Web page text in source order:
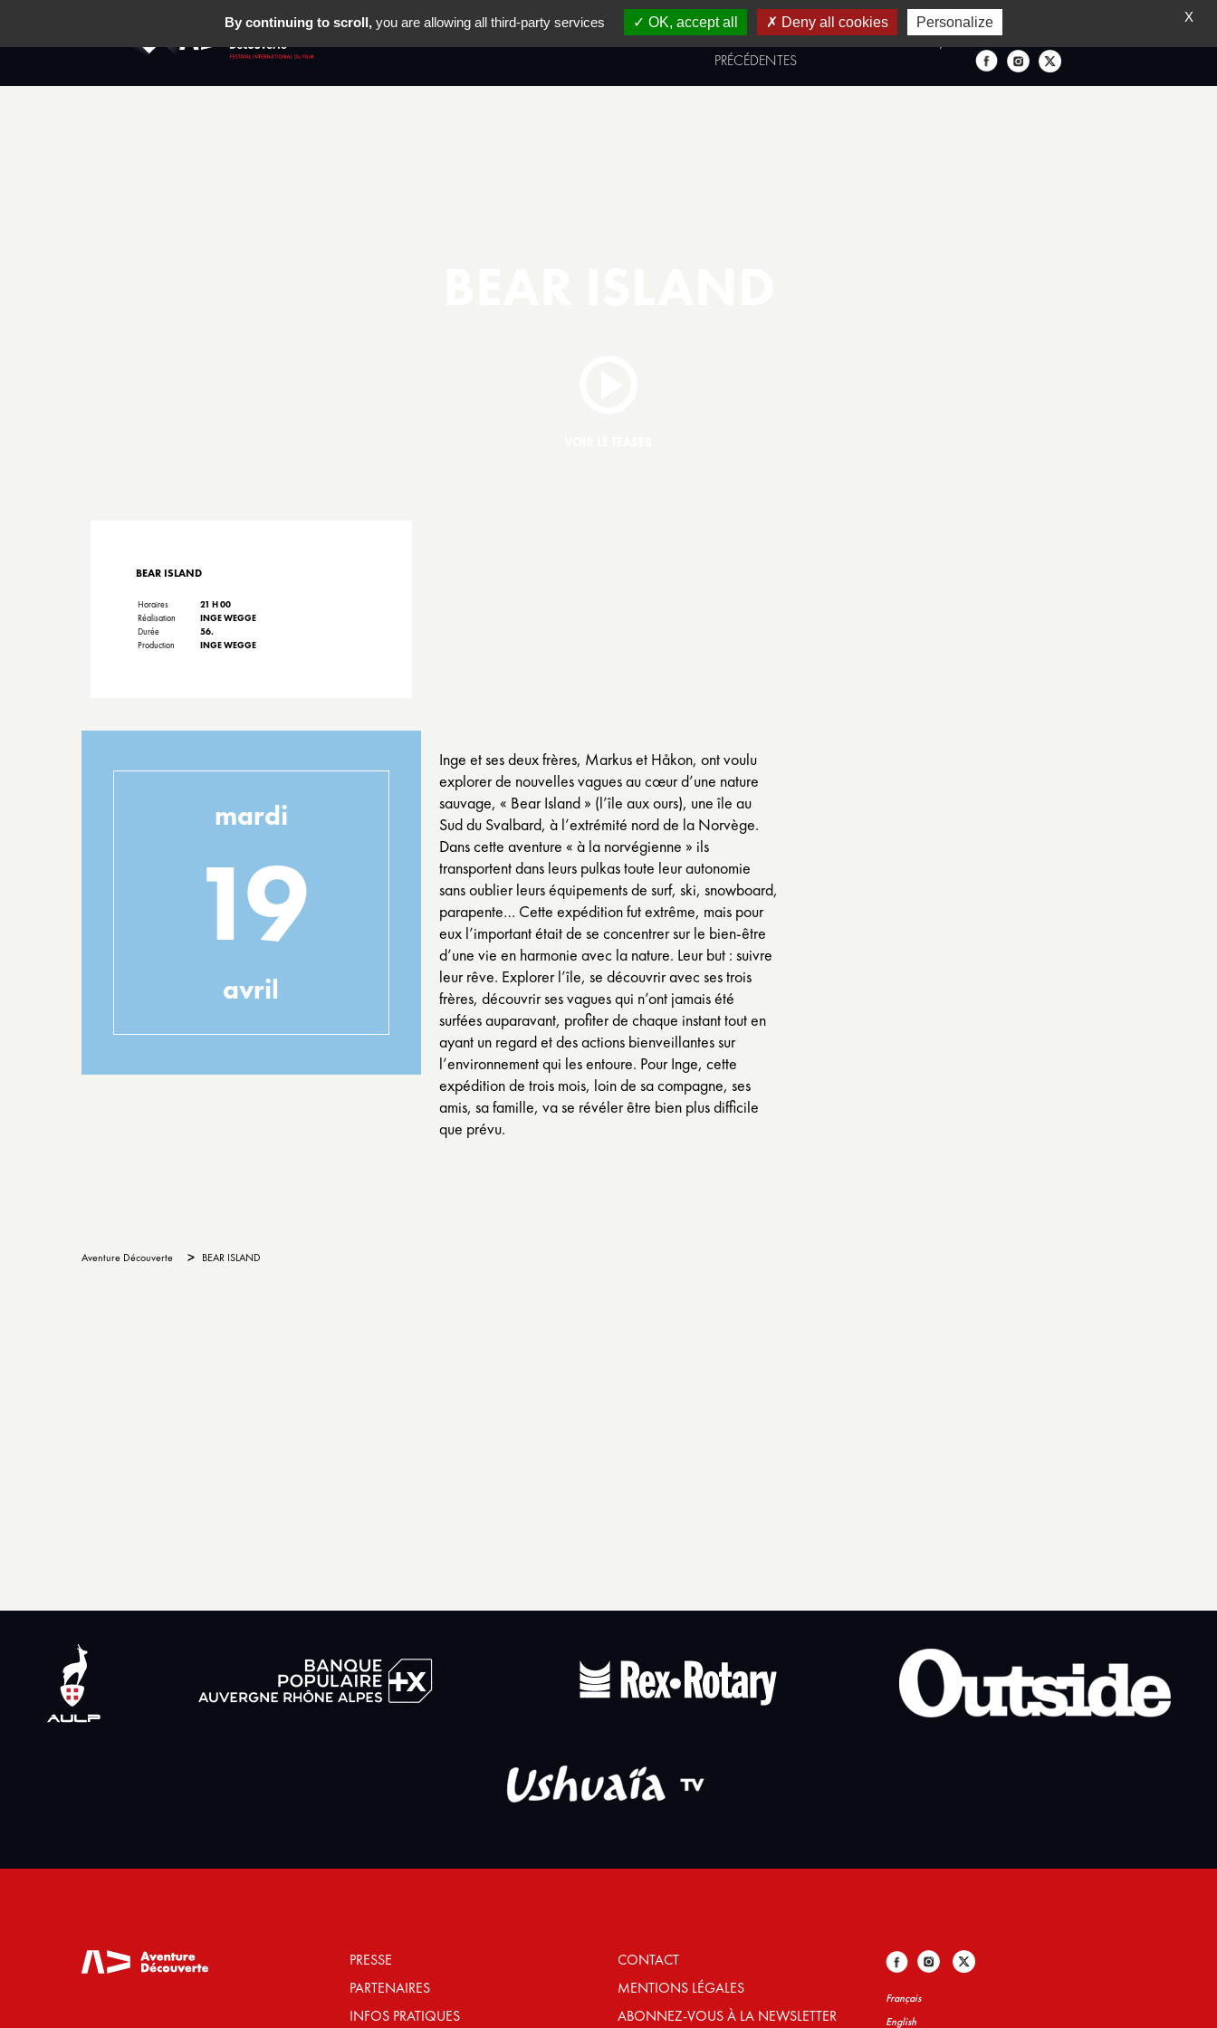
ÉDITIONS
PRÉCÉDENTES
FRANÇAIS
mardi
19
avril
BEAR ISLAND
Horaires
21 H 00
Réalisation
INGE WEGGE
Durée
56.
Production
INGE WEGGE
Inge et ses deux frères, Markus et Håkon, ont voulu
explorer de nouvelles vagues au cœur d’une nature
sauvage, « Bear Island » (l’île aux ours), une île au
Sud du Svalbard, à l’extrémité nord de la Norvège.
Dans cette aventure « à la norvégienne » ils
transportent dans leurs pulkas toute leur autonomie
sans oublier leurs équipements de surf, ski, snowboard,
parapente… Cette expédition fut extrême, mais pour
eux l’important était de se concentrer sur le bien-être
d’une vie en harmonie avec la nature. Leur but : suivre
leur rêve. Explorer l’île, se découvrir avec ses trois
frères, découvrir ses vagues qui n’ont jamais été
surfées auparavant, profiter de chaque instant tout en
ayant un regard et des actions bienveillantes sur
l’environnement qui les entoure. Pour Inge, cette
expédition de trois mois, loin de sa compagne, ses
amis, sa famille, va se révéler être bien plus difficile
que prévu.
Aventure Découverte > BEAR ISLAND
PRESSE
PARTENAIRES
INFOS PRATIQUES
CONTACT
MENTIONS LÉGALES
ABONNEZ-VOUS À LA NEWSLETTER
Français
English
X
By continuing to scroll,you are allowing all third-party services OK, accept all Deny all cookies Personalize